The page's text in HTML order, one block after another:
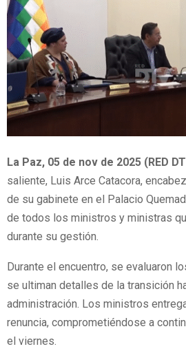
La Paz, 05 de nov de 2025 (RED
saliente, Luis Arce Catacora,
de su gabinete en el Palacio
de todos los ministros y ministras
durante su gestión.
Durante el encuentro, se evaluaron
se ultiman detalles de la transición
administración. Los ministros
renuncia, comprometiéndose a
el viernes.